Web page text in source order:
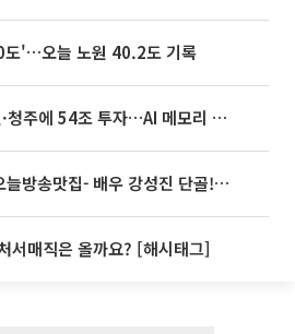
도'…오늘 노원 40.2도 기록
SK하이닉스, 용인·청주에 54조 투자…AI 메모리 생산기지 키운다
'2TV 생생정보' 오늘방송맛집- 배우 강성진 단골! 쌀국수ㆍ푸팟퐁 커리 맛집 '블○○○'
서매직은 올까요? [해시태그]